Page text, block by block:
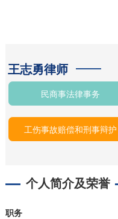
王志勇律师
民商事法律事务
工伤事故赔偿和刑事辩护
个人简介及荣誉
职务